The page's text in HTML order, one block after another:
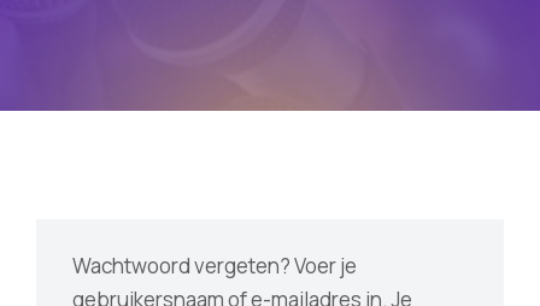
Wachtwoord vergeten? Voer je
gebruikersnaam of e-mailadres in. Je